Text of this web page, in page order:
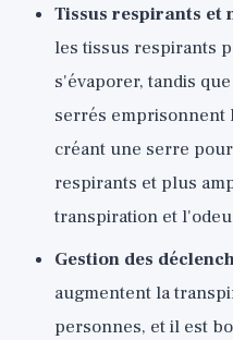
Tissus respirants et
les tissus respirants
s'évaporer, tandis
serrés emprisonnent
créant une serre
respirants et plus
transpiration et
Gestion des
augmentent la
personnes, et il est